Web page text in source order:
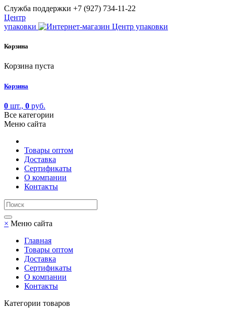
Cлужба поддержки +7 (927) 734-11-22
Центр
упаковки
Корзина
Корзина пуста
Корзина
0 шт., 0 руб.
Все категории
Меню сайта
Товары оптом
Доставка
Сертификаты
О компании
Контакты
× Меню сайта
Главная
Товары оптом
Доставка
Сертификаты
О компании
Контакты
Категории товаров